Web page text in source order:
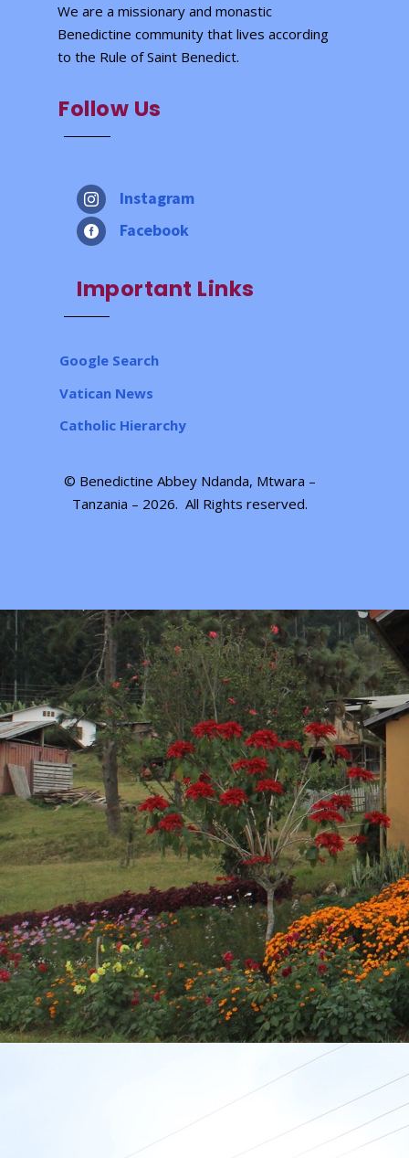
We are a missionary and monastic
Benedictine community that lives according
to the Rule of Saint Benedict.
Follow Us
 Instagram
 Facebook
Important Links
Google Search
Vatican News
Catholic Hierarchy
© Benedictine Abbey Ndanda, Mtwara –
Tanzania – 2026. All Rights reserved.